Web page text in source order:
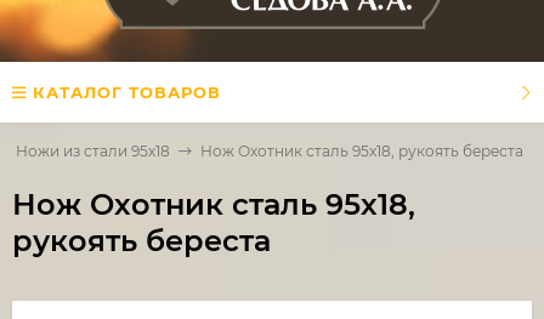
КАТАЛОГ ТОВАРОВ
Ножи из стали 95х18 Нож Охотник сталь 95х18, рукоять береста
Нож Охотник сталь 95х18,
рукоять береста